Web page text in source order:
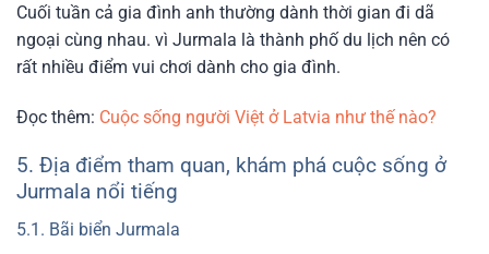
Cuối tuần cả gia đình anh thường dành thời gian đi dã
ngoại cùng nhau. vì Jurmala là thành phố du lịch nên có
rất nhiều điểm vui chơi dành cho gia đình.
Đọc thêm: Cuộc sống người Việt ở Latvia như thế nào?
5. Địa điểm tham quan, khám phá cuộc sống ở
Jurmala nổi tiếng
5.1. Bãi biển Jurmala